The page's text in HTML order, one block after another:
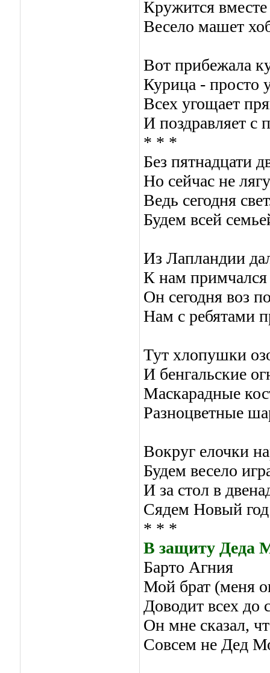
Кружится
Весело машет
Вот прибежала
Курица - просто
Всех угощает
И поздравляет с
* * *
Без пятнадцати
Hо сейчас не
Ведь сегодня
Будем всей
Из Лапландии
К нам
Он сегодня воз
Hам с ребятами
Тут хлопушки
И бенгальские
Маскарадные
Разноцветные
Вокруг елочки
Будем весело
И за стол в
Сядем Hовый год
* * *
В защиту Деда
Барто Агния
Мой брат (меня
Доводит всех до
Он мне сказал,
Совсем не Дед